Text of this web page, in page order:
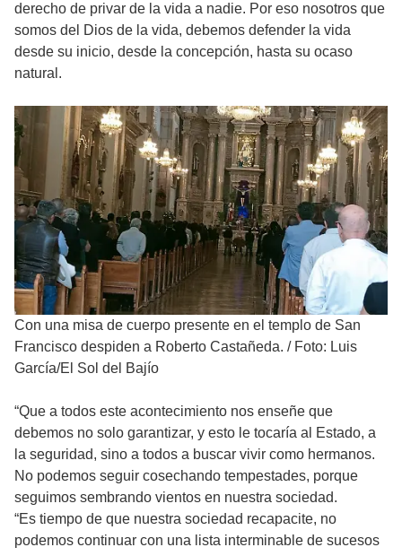
derecho de privar de la vida a nadie. Por eso nosotros que
somos del Dios de la vida, debemos defender la vida
desde su inicio, desde la concepción, hasta su ocaso
natural.
Con una misa de cuerpo presente en el templo de San
Francisco despiden a Roberto Castañeda. / Foto: Luis
García/El Sol del Bajío
“Que a todos este acontecimiento nos enseñe que
debemos no solo garantizar, y esto le tocaría al Estado, a
la seguridad, sino a todos a buscar vivir como hermanos.
No podemos seguir cosechando tempestades, porque
seguimos sembrando vientos en nuestra sociedad.
“Es tiempo de que nuestra sociedad recapacite, no
podemos continuar con una lista interminable de sucesos